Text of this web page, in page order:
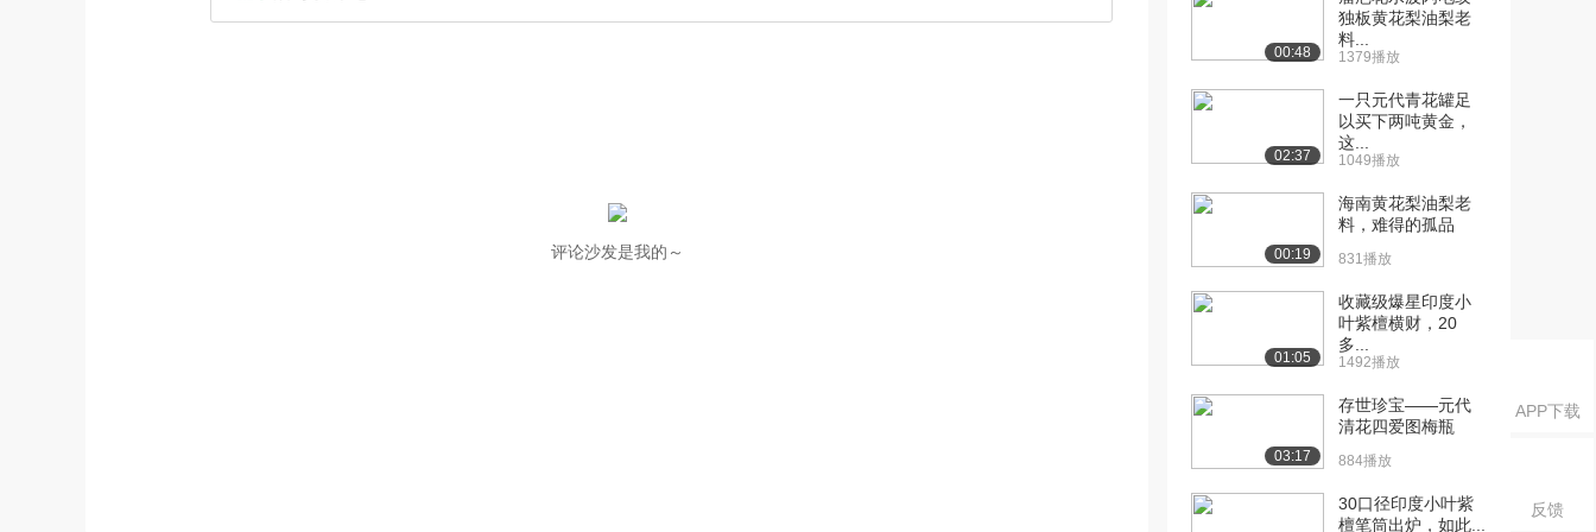
APP下载
反馈
评论沙发是我的～
00:48
独板黄花梨油梨老
料...
1379播放
02:37
一只元代青花罐足
以买下两吨黄金，
这...
1049播放
00:19
海南黄花梨油梨老
料，难得的孤品
831播放
01:05
收藏级爆星印度小
叶紫檀横财，20
多...
1492播放
03:17
存世珍宝——元代
清花四爱图梅瓶
884播放
30口径印度小叶紫
檀笔筒出炉，如此...